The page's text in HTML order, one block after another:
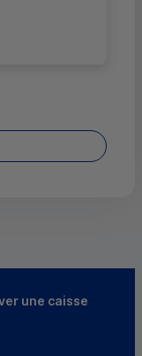
une caisse